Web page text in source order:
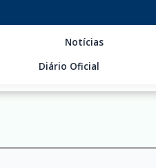
Notícias
Diário Oficial